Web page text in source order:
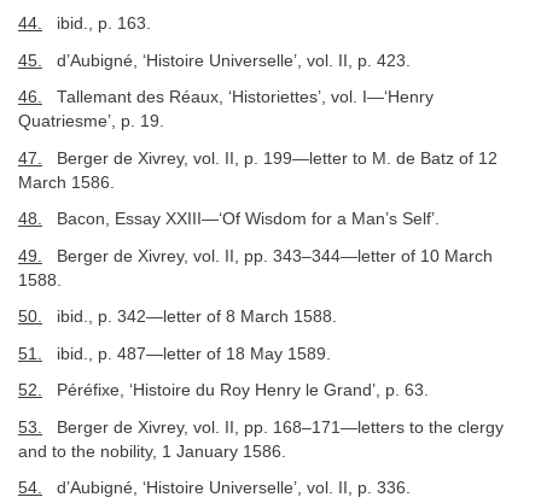
44. ibid., p. 163.
45. d’Aubigné, ‘Histoire Universelle’, vol. II, p. 423.
46. Tallemant des Réaux, ‘Historiettes’, vol. I—‘Henry
Quatriesme’, p. 19.
47.
Berger de Xivrey, vol. II, p. 199—letter to M. de Batz of 12
March 1586.
48. Bacon, Essay XXIII—‘Of Wisdom for a Man’s Self’.
49.
Berger de Xivrey, vol. II, pp. 343–344—letter of 10 March
1588.
50. ibid., p. 342—letter of 8 March 1588.
51. ibid., p. 487—letter of 18 May 1589.
52. Péréfixe, ‘Histoire du Roy Henry le Grand’, p. 63.
53.
Berger de Xivrey, vol. II, pp. 168–171—letters to the clergy
and to the nobility, 1 January 1586.
54. d’Aubigné, ‘Histoire Universelle’, vol. II, p. 336.